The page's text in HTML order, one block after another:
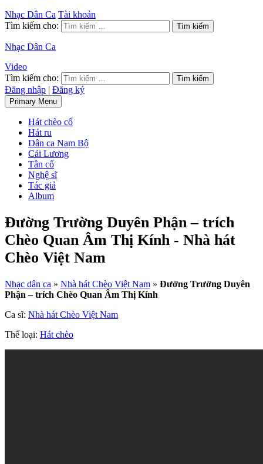
Nhạc Dân Ca Tài khoản
Tìm kiếm cho:
Nhạc Dân Ca
Video
Tìm kiếm cho:
Đăng nhập | Đăng ký
Primary Menu
Hát chèo cổ
Hát ru
Dân ca Nam Bộ
Cải Lương
Tân cổ
Nghệ sĩ
Tác giả
Album
Đường Trường Duyên Phận – trích
Chèo Quan Âm Thị Kính - Nhà hát
Chèo Việt Nam
Nhạc dân ca » Nhà hát Chèo Việt Nam » Đường Trường Duyên
Phận – trích Chèo Quan Âm Thị Kính
Ca sĩ: Nhà hát Chèo Việt Nam
Thể loại: Hát chèo